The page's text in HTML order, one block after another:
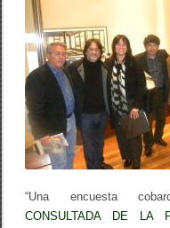
“Una encuesta
CONSULTADA DE LA